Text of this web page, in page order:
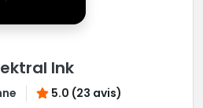
Ink
5.0 (23 avis)